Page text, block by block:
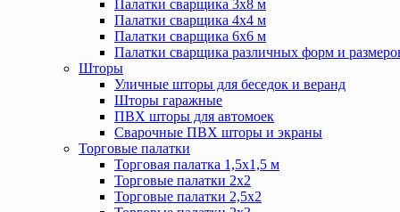
Палатки сварщика 3х8 м
Палатки сварщика 4х4 м
Палатки сварщика 6х6 м
Палатки сварщика различных форм и
Шторы
Уличные шторы для беседок и веранд
Шторы гаражные
ПВХ шторы для автомоек
Сварочные ПВХ шторы и экраны
Торговые палатки
Торговая палатка 1,5х1,5 м
Торговые палатки 2х2
Торговые палатки 2,5х2